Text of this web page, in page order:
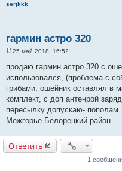
serjkkk
гармин астро 320
о
б
е
н
е
25 май 2018, 16:52
продаю гармин астро 320 с
использовался, (проблема с
грибами, ошейник оставлял в
комплект, с доп антенрой
пересылку допускаю-
Межгорье Белорецкий район
Ответить
1